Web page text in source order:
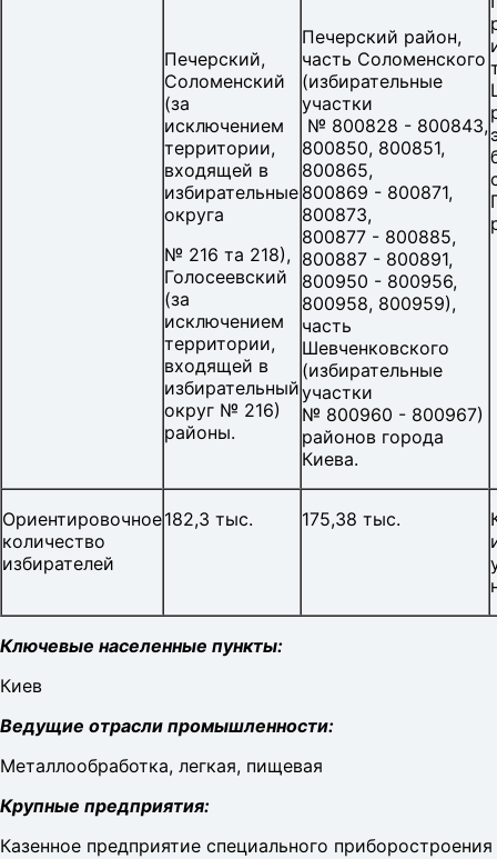
Печерский,
Соломенский
(за
исключением
территории,
входящей в
избирательные
округа
№ 216 та 218),
Голосеевский
(за
исключением
территории,
входящей в
избирательный
округ № 216)
районы.
Печерский район,
часть Соломенского
(избирательные
участки
№ 800828 - 800843,
800850, 800851,
800865,
800869 - 800871,
800873,
800877 - 800885,
800887 - 800891,
800950 - 800956,
800958, 800959),
часть
Шевченковского
(избирательные
участки
№ 800960 - 800967)
районов города
Киева.
Ориентировочное
количество
избирателей
182,3 тыс. 175,38 тыс.
Ключевые населенные пункты:
Киев
Ведущие отрасли промышленности:
Металлообработка, легкая, пищевая
Крупные предприятия:
Казенное предприятие специального